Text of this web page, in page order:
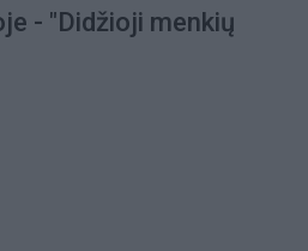
- "Didžioji menkių